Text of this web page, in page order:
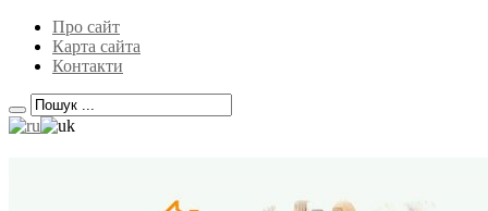
Про сайт
Карта сайта
Контакти